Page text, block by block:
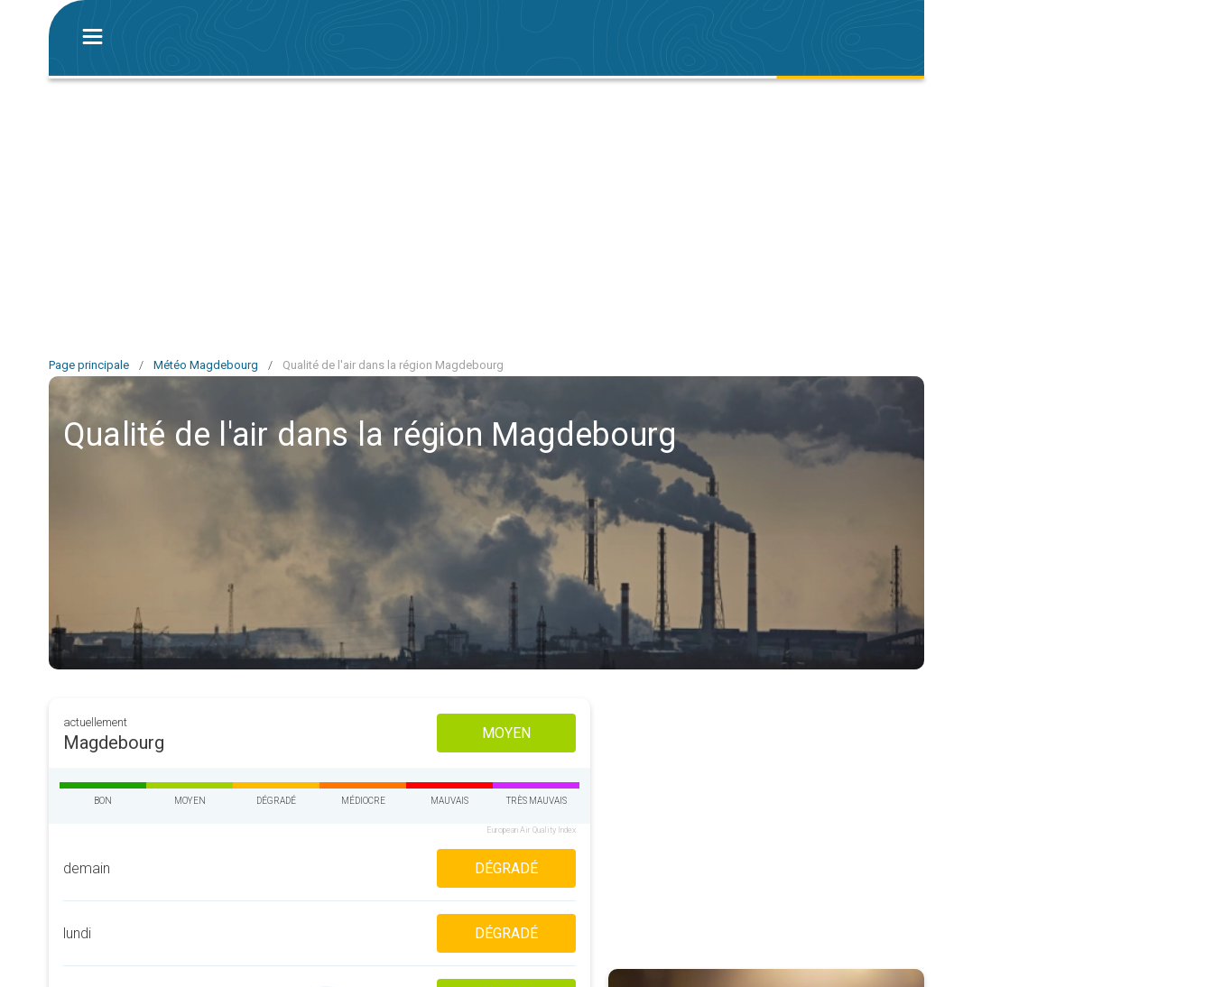
Page principale / Météo Magdebourg / Qualité de l'air dans la région Magdebourg
Qualité de l'air dans la région Magdebourg
actuellement
Magdebourg MOYEN
BON MOYEN DÉGRADÉ MÉDIOCRE MAUVAIS TRÈS MAUVAIS
European Air Quality Index
demain DÉGRADÉ
lundi DÉGRADÉ
Qu'est-ce que le point de rosée ?. Comprendre la météo. . .